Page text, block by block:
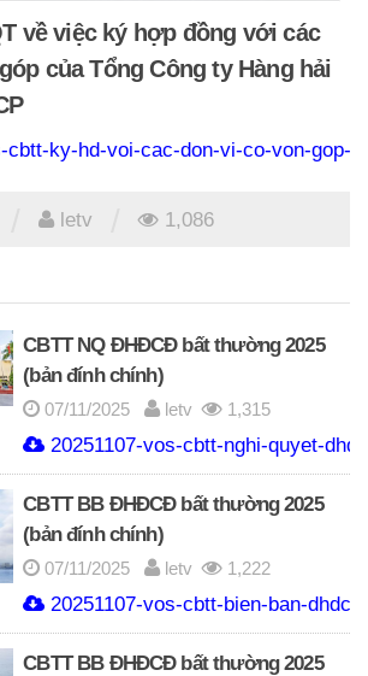
về việc ký hợp đồng với các
của Tổng Công ty Hàng hải
cbtt-ky-hd-voi-cac-don-vi-co-von-gop-
letv 1,086
CBTT NQ ĐHĐCĐ bất thường 2025
(bản đính chính)
07/11/2025 letv 1,315
20251107-vos-cbtt-nghi-quyet-
CBTT BB ĐHĐCĐ bất thường 2025
(bản đính chính)
07/11/2025 letv 1,222
20251107-vos-cbtt-bien-ban-
CBTT BB ĐHĐCĐ bất thường 2025